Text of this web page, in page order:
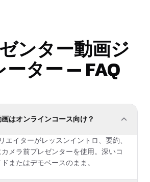
ンター動画ジ
ーター — FAQ
はオンラインコース向け？
イターがレッスンイントロ、要約、
メラ前プレゼンターを使用。深いコ
またはデモベースのまま。